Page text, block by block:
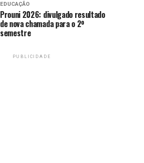
EDUCAÇÃO
Prouni 2026: divulgado resultado
de nova chamada para o 2º
semestre
PUBLICIDADE